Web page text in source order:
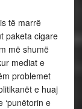
të marrë
paketa cigare
më shumë
mediat e
problemet
e huaj
‘punëtorin e